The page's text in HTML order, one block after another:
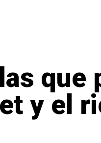
que
y el